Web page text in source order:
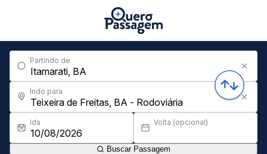
Partindo de
Indo para
Ida Volta (opcional)
Buscar Passagem